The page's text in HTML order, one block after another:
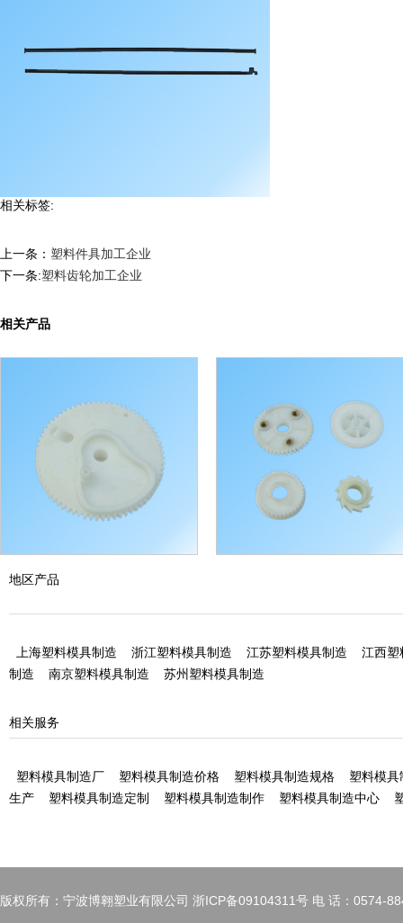
相关标签:
上一条： 塑料件具加工企业
下一条:塑料齿轮加工企业
相关产品
地区产品
上海塑料模具制造 浙江塑料模具制造 江苏塑料模具制造
江西塑
制造
南京塑料模具制造 苏州塑料模具制造
相关服务
塑料模具制造厂 塑料模具制造价格 塑料模具制造规格
塑料模
生产
塑料模具制造定制 塑料模具制造制作 塑料模具制造中心
版权所有：宁波博翱塑业有限公司 浙ICP备09104311号 电 话：0574-